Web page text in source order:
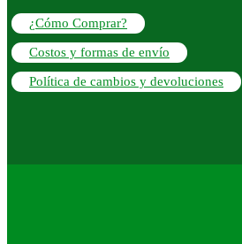
¿Cómo Comprar?
Costos y formas de envío
Política de cambios y devoluciones